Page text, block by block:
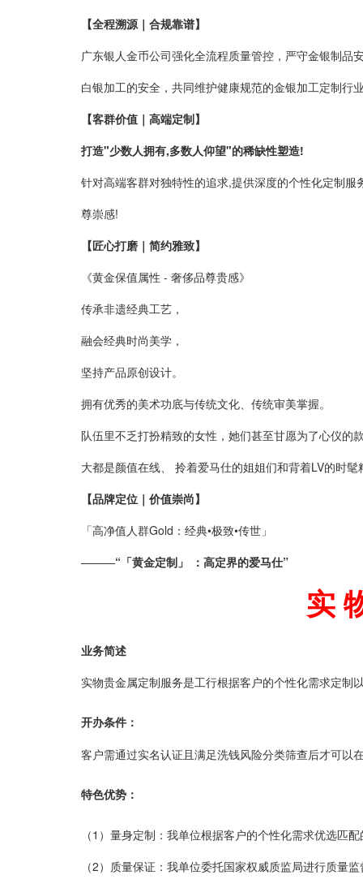
【全程溯源｜合规靠谱】
广东银人金币公司强化全流程质量管控，严守金银制
白银加工的安全，共同维护健康规范的金银加工定制行
【客群价值｜高端定制】
打造"少数人拥有,多数人仰望"的稀缺性塑造!
针对高端客群对独特性的追求,提供深度的个性化定制
尊崇感!
【匠心打磨｜简约雅致】
《黄金保值属性 - 奢侈品尊贵感》
传承非遗经典工艺，
融会经典时尚美学，
坚持产品原创设计。
拥有优秀的美术功底与传统文化、传统审美掌握。
队伍里不乏打扮精致的女性，她们甚至甘愿为了心仪的
大都是颜值在线、 拎着爱马仕的姐姐们和背着LV的时
【品牌定位｜价值崇尚】
「高净值人群Gold：经典•极致•传世」
———“ 「黄金定制」 ： 高定界的爱马仕”
实
业务简述
实物贵金属定制服务是工行根据客户的个性化需求定
开办条件：
客户需通过实名认证且满足洗钱风险分类筛查后才可以
特色优势：
（1）量身定制：我单位根据客户的个性化需求优选匹
（2）质量保证：我单位委托国家权威质监局进行质量